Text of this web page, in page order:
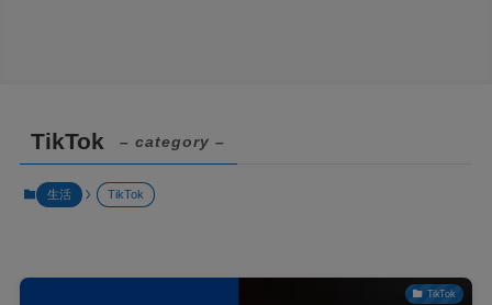
TikTok – category –
生活 TikTok
TikTok